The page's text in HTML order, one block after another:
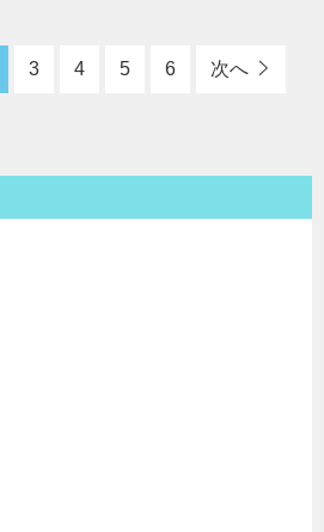
3 4 5 6 次へ